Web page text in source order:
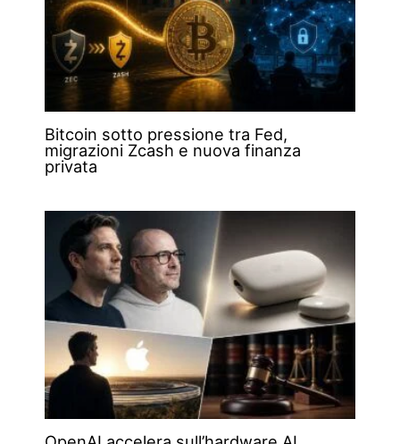
Bitcoin sotto pressione tra Fed,
migrazioni Zcash e nuova finanza
privata